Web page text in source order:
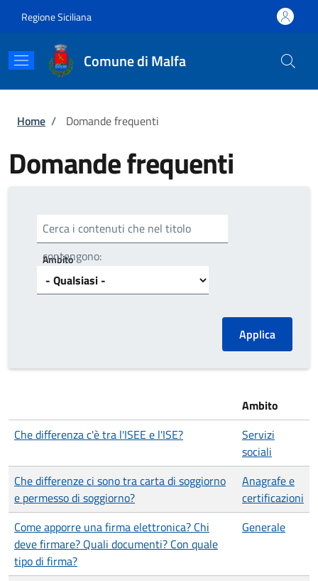
Regione Siciliana
Comune di Malfa
Briciole di pane
Home / Domande frequenti
Domande frequenti
Cerca i contenuti che nel titolo
contengono:
Ambito
Ambito
Che differenza c'è tra l'ISEE e l'ISE?
Servizi
sociali
Che differenze ci sono tra carta di soggiorno
e permesso di soggiorno?
Anagrafe e
certificazioni
Come apporre una firma elettronica? Chi
deve firmare? Quali documenti? Con quale
tipo di firma?
Generale